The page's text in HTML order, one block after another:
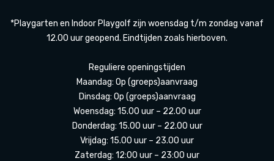
*Playgarten en Indoor Playgolf zijn woensdag t/m zondag vanaf
12.00 uur geopend. Eindtijden zoals hierboven.
Reguliere openingstijden
Maandag: Op (groeps)aanvraag
Dinsdag: Op (groeps)aanvraag
Woensdag: 15.00 uur – 22.00 uur
Donderdag: 15.00 uur – 22.00 uur
Vrijdag: 15.00 uur – 23.00 uur
Zaterdag: 12:00 uur – 23:00 uur